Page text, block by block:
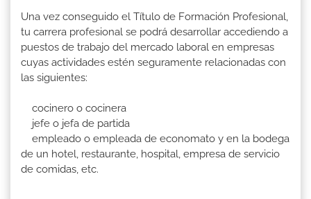
Una vez conseguido el Título de Formación Profesional,
tu carrera profesional se podrá desarrollar accediendo a
puestos de trabajo del mercado laboral en empresas
cuyas actividades estén seguramente relacionadas con
las siguientes:
cocinero o cocinera
jefe o jefa de partida
empleado o empleada de economato y en la bodega
de un hotel, restaurante, hospital, empresa de servicio
de comidas, etc.